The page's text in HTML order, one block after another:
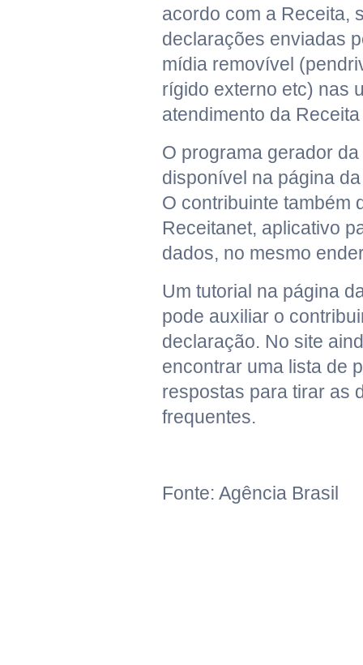
acordo com a Receita,
declarações enviadas
mídia removível
rígido externo etc) nas
atendimento da
O programa gerador
disponível na página
O contribuinte também
Receitanet, aplicativo
dados, no mesmo
Um tutorial na página
pode auxiliar o
declaração. No site
encontrar uma lista de
respostas para tirar as
frequentes.
Fonte: Agência Brasil